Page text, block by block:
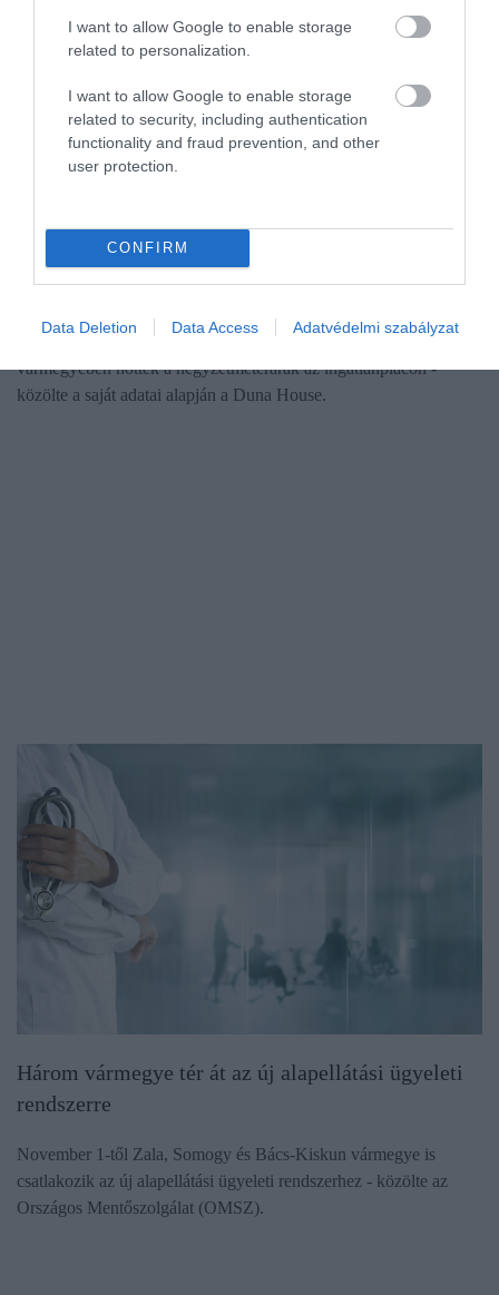
I want to allow Google to enable storage
related to personalization.
I want to allow Google to enable storage
related to security, including authentication
functionality and fraud prevention, and other
user protection.
CONFIRM
Data Deletion Data Access Adatvédelmi szabályzat
Ez a vármegyénk az ingatlapiac drágulási bajnoka
Tavaly a legnagyobb mértékben, 27 százalékkal Veszprém
vármegyében nőttek a négyzetméterárak az ingatlanpiacon -
közölte a saját adatai alapján a Duna House.
Három vármegye tér át az új alapellátási ügyeleti
rendszerre
November 1-től Zala, Somogy és Bács-Kiskun vármegye is
csatlakozik az új alapellátási ügyeleti rendszerhez - közölte az
Országos Mentőszolgálat (OMSZ).